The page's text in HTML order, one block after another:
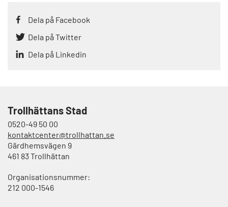
Dela på Facebook
Dela på Twitter
Dela på Linkedin
Trollhättans Stad
0520-49 50 00
kontaktcenter@trollhattan.se
Gärdhemsvägen 9
461 83 Trollhättan
Organisationsnummer:
212 000-1546